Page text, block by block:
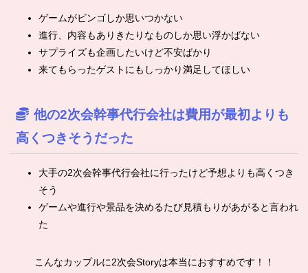
ゲームがビンゴしか思いつかない
進行、内容もありきたりなものしか思い浮かばない
サプライズも企画したいけど不安ばかり
来てもらったゲストにもしっかり満足してほしい
他の2次会幹事代行会社は費用が最初よりも
高くつきそうだった
大手の2次会幹事代行会社に行ったけど予想よりも高くつき
そう
ゲームや進行や景品を決めるたび見積もりがあがると言われ
た
こんなカップルに2次会Storyは本当におすすめです！！